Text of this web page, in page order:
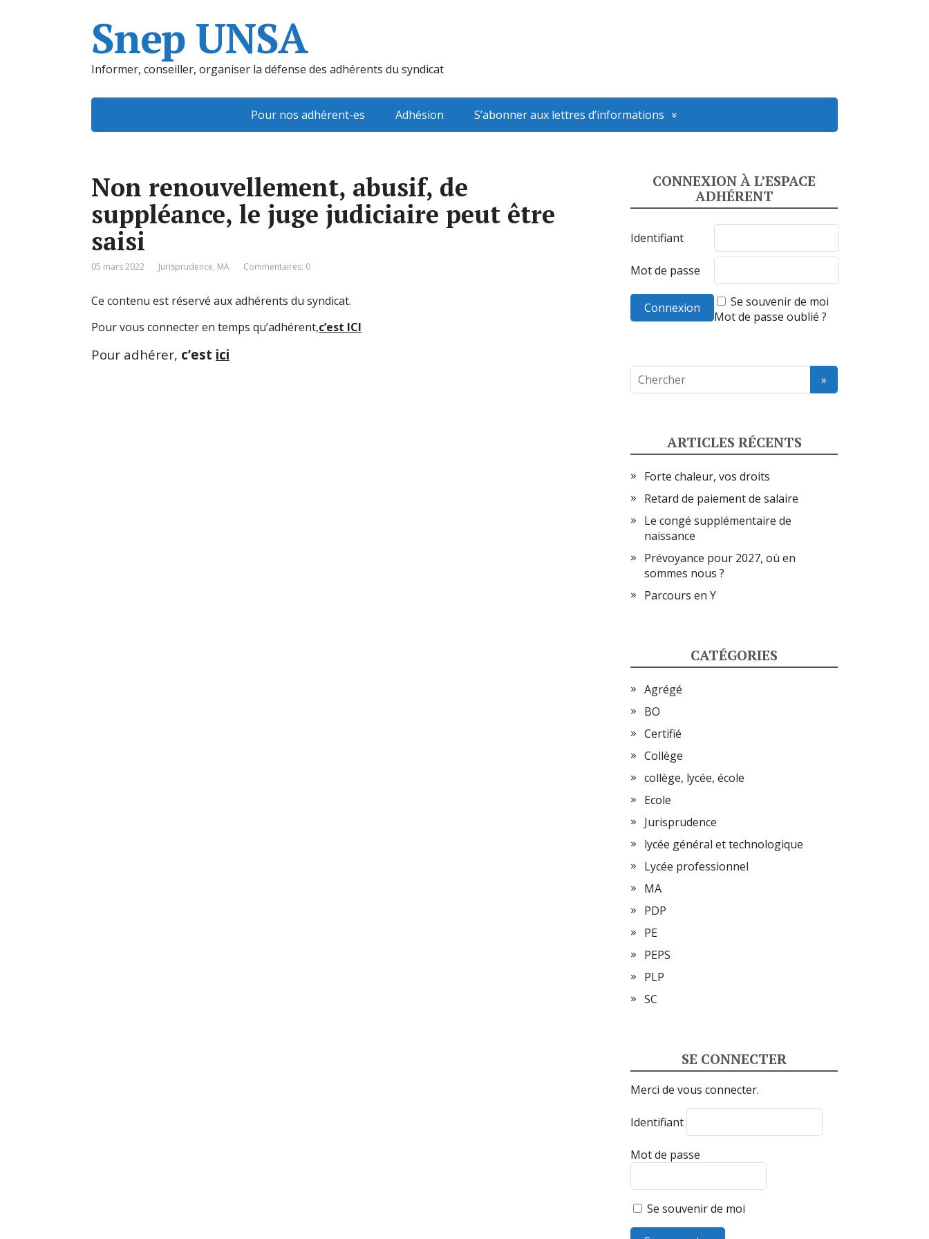
Snep UNSA
Informer, conseiller, organiser la défense des adhérents du syndicat
Pour nos adhérent-es Adhésion S’abonner aux lettres d’informations
Non renouvellement, abusif, de
suppléance, le juge judiciaire peut être
saisi
05 mars 2022 Jurisprudence, MA Commentaires: 0
Ce contenu est réservé aux adhérents du syndicat.
Pour vous connecter en temps qu’adhérent,c’est ICI
Pour adhérer, c’est ici
CONNEXION À L’ESPACE
ADHÉRENT
Identifiant
Mot de passe
Se souvenir de moi
Mot de passe oublié ?
ARTICLES RÉCENTS
Forte chaleur, vos droits
Retard de paiement de salaire
Le congé supplémentaire de
naissance
Prévoyance pour 2027, où en
sommes nous ?
Parcours en Y
CATÉGORIES
Agrégé
BO
Certifié
Collège
collège, lycée, école
Ecole
Jurisprudence
lycée général et technologique
Lycée professionnel
MA
PDP
PE
PEPS
PLP
SC
SE CONNECTER
Merci de vous connecter.
Identifiant
Mot de passe
Se souvenir de moi